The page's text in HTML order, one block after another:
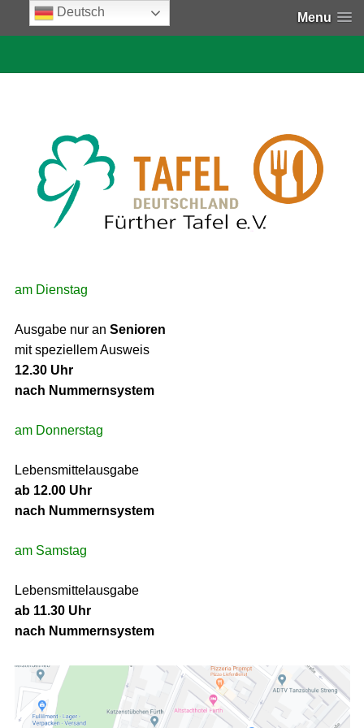
Menu
am Dienstag
Ausgabe nur an Senioren
mit speziellem Ausweis
12.30 Uhr
nach Nummernsystem
am Donnerstag
Lebensmittelausgabe
ab 12.00 Uhr
nach Nummernsystem
am Samstag
Lebensmittelausgabe
ab 11.30 Uhr
nach Nummernsystem
Deutsch